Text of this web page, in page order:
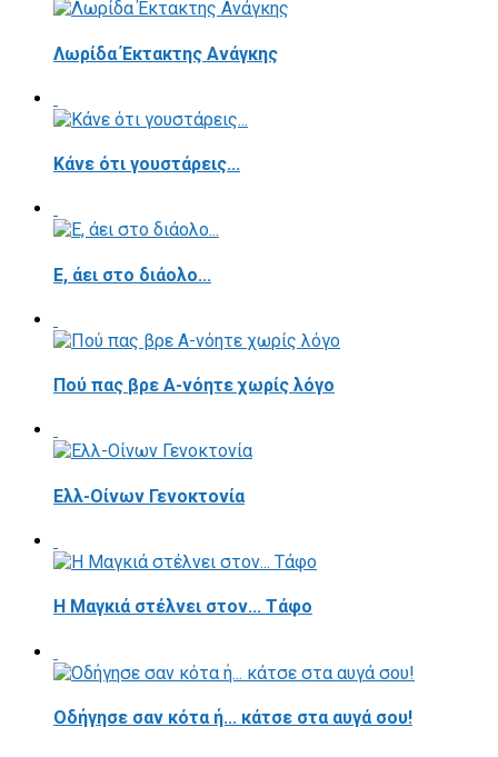
Λωρίδα Έκτακτης Ανάγκης
Κάνε ότι γουστάρεις...
E, άει στο διάολο...
Πού πας βρε Α-νόητε χωρίς λόγο
Ελλ-Οίνων Γενοκτονία
H Μαγκιά στέλνει στον... Τάφο
Οδήγησε σαν κότα ή... κάτσε στα αυγά σου!